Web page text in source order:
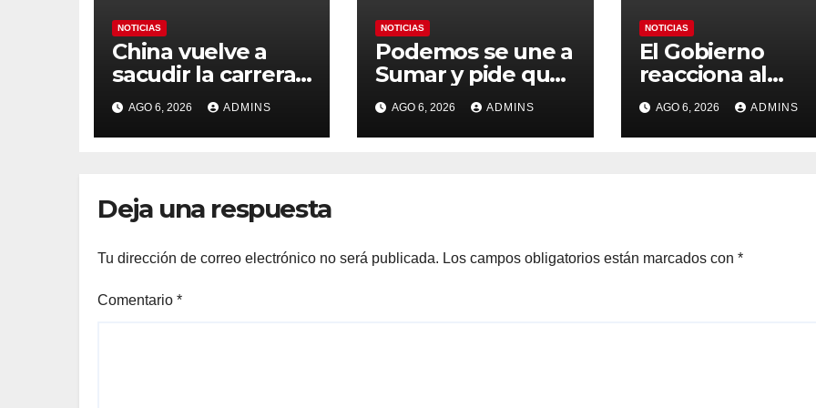
NOTICIAS
China vuelve a
sacudir la carrera
de la IA con un
modelo capaz de
trabajar durante
humana
AGO 6, 2026 ADMINS
NOTICIAS
Podemos se une a
Sumar y pide que
España no
organice el
Mundial 2030 con
AGO 6, 2026 ADMINS
NOTICIAS
El Gobierno
reacciona al
presunto pacto
la FIFA con
Marruecos para
AGO 6, 2026 ADMINS
Deja una respuesta
Tu dirección de correo electrónico no será publicada. Los campos obligatorios están marcados con *
Comentario *